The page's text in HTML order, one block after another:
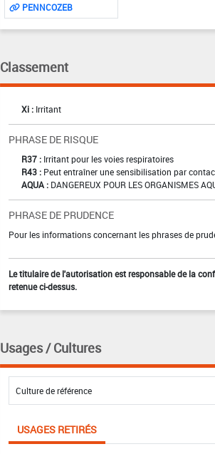
PENNCOZEB
Classement
Xi : Irritant
PHRASE DE RISQUE
R37 : Irritant pour les voies respiratoires
R43 : Peut entraîner une sensibilisation par
AQUA : DANGEREUX POUR LES ORGANISMES
PHRASE DE PRUDENCE
Pour les informations concernant les phrases de
Le titulaire de l'autorisation est responsable de la
retenue ci-dessus.
Usages / Cultures
USAGES RETIRÉS